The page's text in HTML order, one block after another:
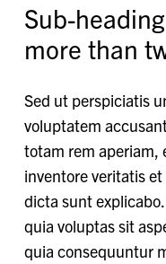
Sub-
more than
Sed ut perspiciatis
voluptatem
totam rem aperiam,
inventore veritatis
dicta sunt
quia voluptas sit
quia consequuntur